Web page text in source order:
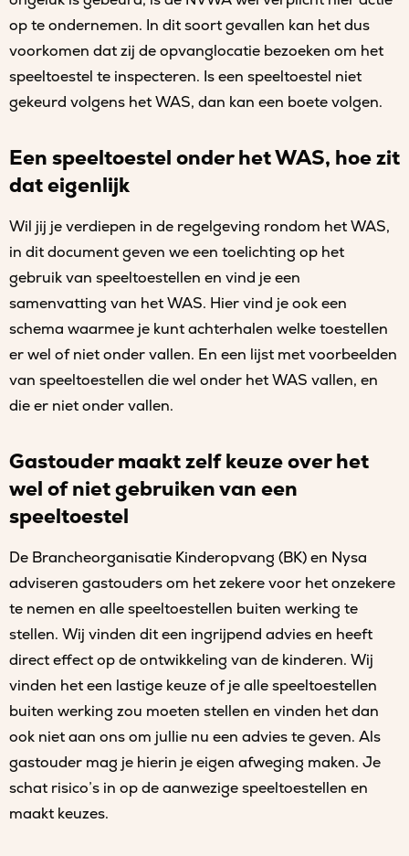
op te ondernemen. In dit soort gevallen kan het dus
voorkomen dat zij de opvanglocatie bezoeken om het
speeltoestel te inspecteren. Is een speeltoestel niet
gekeurd volgens het WAS, dan kan een boete volgen.
Een speeltoestel onder het WAS, hoe zit
dat eigenlijk
Wil jij je verdiepen in de regelgeving rondom het WAS,
in dit document geven we een toelichting op het
gebruik van speeltoestellen en vind je een
samenvatting van het WAS. Hier vind je ook een
schema waarmee je kunt achterhalen welke toestellen
er wel of niet onder vallen. En een lijst met voorbeelden
van speeltoestellen die wel onder het WAS vallen, en
die er niet onder vallen.
Gastouder maakt zelf keuze over het
wel of niet gebruiken van een
speeltoestel
De Brancheorganisatie Kinderopvang (BK) en Nysa
adviseren gastouders om het zekere voor het onzekere
te nemen en alle speeltoestellen buiten werking te
stellen. Wij vinden dit een ingrijpend advies en heeft
direct effect op de ontwikkeling van de kinderen. Wij
vinden het een lastige keuze of je alle speeltoestellen
buiten werking zou moeten stellen en vinden het dan
ook niet aan ons om jullie nu een advies te geven. Als
gastouder mag je hierin je eigen afweging maken. Je
schat risico’s in op de aanwezige speeltoestellen en
maakt keuzes.